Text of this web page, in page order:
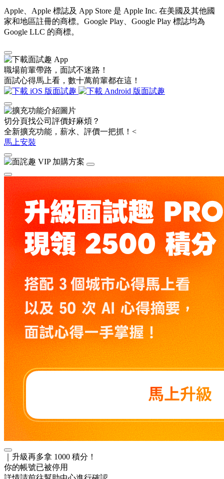
Apple、Apple 標誌及 App Store 是 Apple Inc. 在美國及其他國
家和地區註冊的商標。Google Play、Google Play 標誌均為
Google LLC 的商標。
職場前輩帶路，面試不迷路！
面試心得馬上看，數十萬前輩都在這！
切分頁找公司評價好麻煩？
全新擴充功能，薪水、評價一把抓！<
馬上安裝
｜升級再多拿 1000 積分！
你的帳號已被停用